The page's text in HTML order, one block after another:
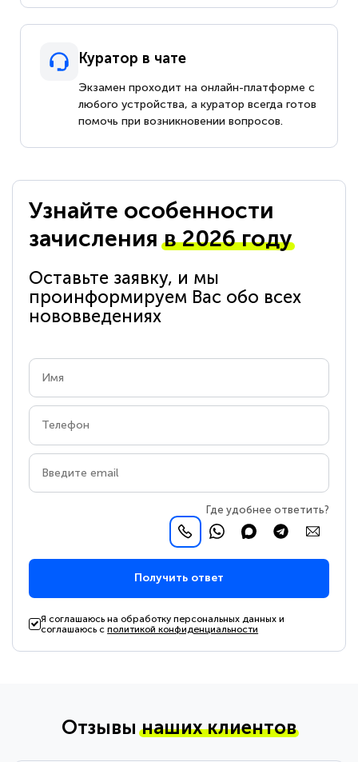
Куратор в чате
Экзамен проходит на онлайн-платформе с
любого устройства, а куратор всегда готов
помочь при возникновении вопросов.
Узнайте особенности
зачисленияв 2026 году
Оставьте заявку, и мы
проинформируем Вас обо всех
нововведениях
Где удобнее ответить?
Получить ответ
Я соглашаюсь на обработку персональных данных и
соглашаюсь сполитикой конфиденциальности
Отзывынаших клиентов